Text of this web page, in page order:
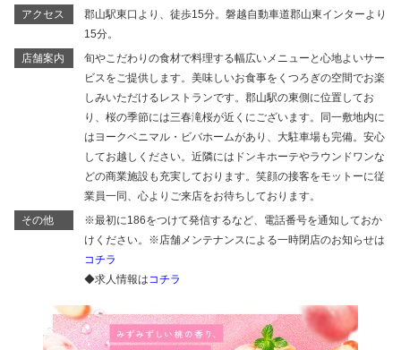
アクセス
郡山駅東口より、徒歩15分。磐越自動車道郡山東インターより
15分。
店舗案内
旬やこだわりの食材で料理する幅広いメニューと心地よいサー
ビスをご提供します。美味しいお食事をくつろぎの空間でお楽
しみいただけるレストランです。郡山駅の東側に位置してお
り、桜の季節には三春滝桜が近くにございます。同一敷地内に
はヨークベニマル・ビバホームがあり、大駐車場も完備。安心
してお越しください。近隣にはドンキホーテやラウンドワンな
どの商業施設も充実しております。笑顔の接客をモットーに従
業員一同、心よりご来店をお待ちしております。
その他
※最初に186をつけて発信するなど、電話番号を通知しておか
けください。※店舗メンテナンスによる一時閉店のお知らせは
コチラ
◆求人情報はコチラ